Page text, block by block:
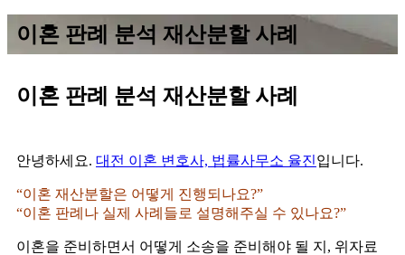
이혼 판례 분석 재산분할 사례
이혼 판례 분석 재산분할 사례
안녕하세요. 대전 이혼 변호사, 법률사무소 율진입니다.
“이혼 재산분할은 어떻게 진행되나요?”
“이혼 판례나 실제 사례들로 설명해주실 수 있나요?”
이혼을 준비하면서 어떻게 소송을 준비해야 될 지, 위자료